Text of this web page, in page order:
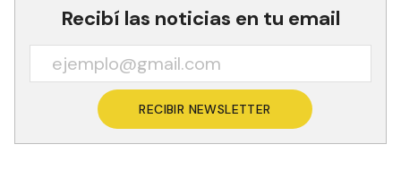
Recibí las noticias en tu email
RECIBIR NEWSLETTER